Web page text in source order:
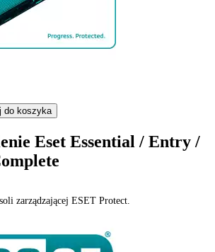
do koszyka
Eset Essential / Entry /
zarządzającej ESET Protect.